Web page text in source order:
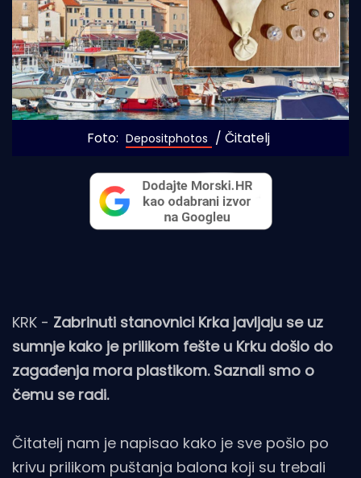
Foto: Depositphotos / Čitatelj
KRK - Zabrinuti stanovnici Krka javljaju se uz
sumnje kako je prilikom fešte u Krku došlo do
zagađenja mora plastikom. Saznali smo o
čemu se radi.
Čitatelj nam je napisao kako je sve pošlo po
krivu prilikom puštanja balona koji su trebali